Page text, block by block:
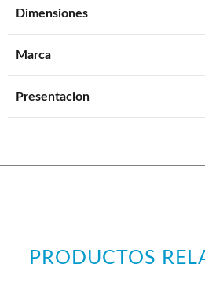
Dimensiones
Marca
Presentacion
PRODUCTOS